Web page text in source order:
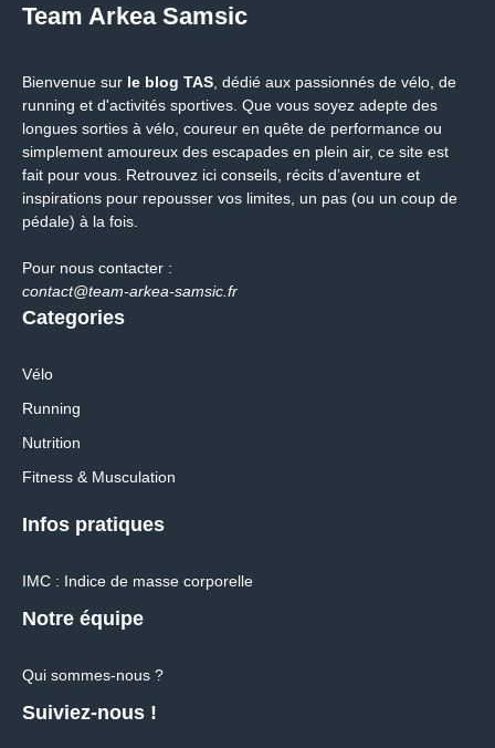
Team Arkea Samsic
Bienvenue sur le blog TAS , dédié aux passionnés de vélo, de
running et d'activités sportives. Que vous soyez adepte des
longues sorties à vélo, coureur en quête de performance ou
simplement amoureux des escapades en plein air, ce site est
fait pour vous. Retrouvez ici conseils, récits d’aventure et
inspirations pour repousser vos limites, un pas (ou un coup de
pédale) à la fois.
Pour nous contacter :
contact@team-arkea-samsic.fr
Categories
Vélo
Running
Nutrition
Fitness & Musculation
Infos pratiques
IMC : Indice de masse corporelle
Notre équipe
Qui sommes-nous ?
Suiviez-nous !